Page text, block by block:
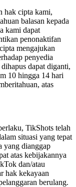
hak cipta kami,
balasan kepada
kami dapat
penonaktifan
mengajukan
penyedia
dapat diganti,
10 hingga 14 hari
atas
TikShots telah
situasi yang tepat
yang dianggap
atas kebijakannya
dan/atau
hak kekayaan
berulang.